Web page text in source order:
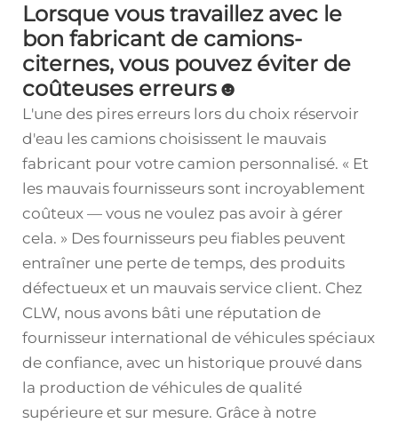
Lorsque vous travaillez avec le
bon fabricant de camions-
citernes, vous pouvez éviter de
coûteuses erreurs☻
L'une des pires erreurs lors du choix réservoir
d'eau les camions choisissent le mauvais
fabricant pour votre camion personnalisé. « Et
les mauvais fournisseurs sont incroyablement
coûteux — vous ne voulez pas avoir à gérer
cela. » Des fournisseurs peu fiables peuvent
entraîner une perte de temps, des produits
défectueux et un mauvais service client. Chez
CLW, nous avons bâti une réputation de
fournisseur international de véhicules spéciaux
de confiance, avec un historique prouvé dans
la production de véhicules de qualité
supérieure et sur mesure. Grâce à notre